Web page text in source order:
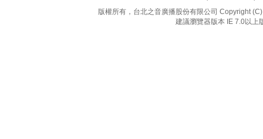
版權所有，台北之音廣播股份有限公司 Copyright
建議瀏覽器版本 IE 7.0以上